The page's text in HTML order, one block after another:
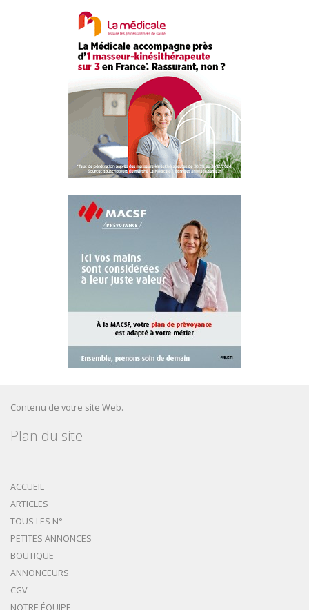
Contenu de votre site Web.
Plan du site
ACCUEIL
ARTICLES
TOUS LES N°
PETITES ANNONCES
BOUTIQUE
ANNONCEURS
CGV